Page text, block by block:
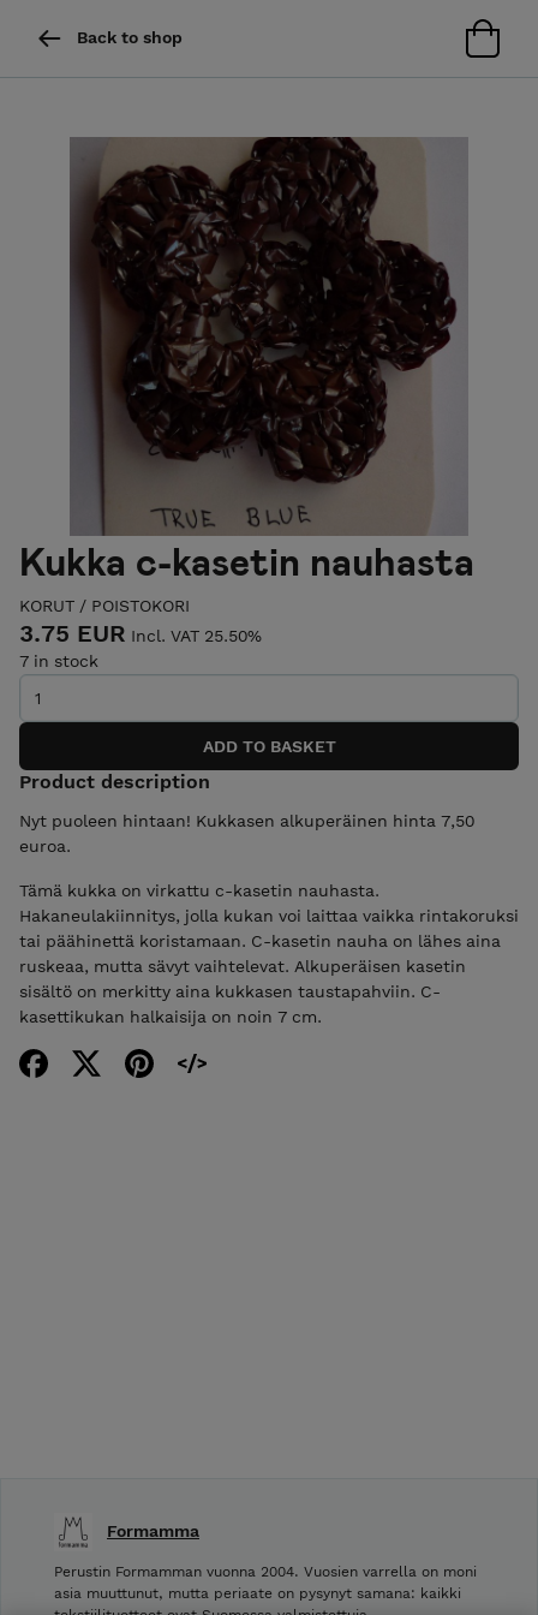
Back to shop
Kukka c-kasetin nauhasta
KORUT / POISTOKORI
3.75 EUR Incl. VAT 25.50%
7 in stock
Product description
Nyt puoleen hintaan! Kukkasen alkuperäinen hinta 7,50
euroa.
Tämä kukka on virkattu c-kasetin nauhasta.
Hakaneulakiinnitys, jolla kukan voi laittaa vaikka rintakoruksi
tai päähinettä koristamaan. C-kasetin nauha on lähes aina
ruskeaa, mutta sävyt vaihtelevat. Alkuperäisen kasetin
sisältö on merkitty aina kukkasen taustapahviin. C-
kasettikukan halkaisija on noin 7 cm.
Formamma
Perustin Formamman vuonna 2004. Vuosien varrella on moni
asia muuttunut, mutta periaate on pysynyt samana: kaikki